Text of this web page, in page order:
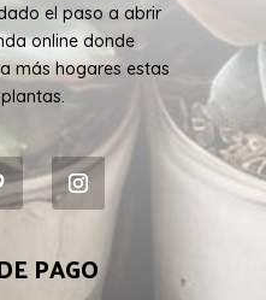
el paso a abrir
online donde
más hogares estas
PAGO